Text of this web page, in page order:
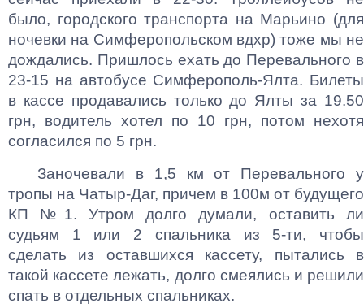
было, городского транспорта на Марьино (для
ночевки на Симферопольском вдхр) тоже мы не
дождались. Пришлось ехать до Перевального в
23-15 на автобусе Симферополь-Ялта. Билеты
в кассе продавались только до Ялты за 19.50
грн, водитель хотел по 10 грн, потом нехотя
согласился по 5 грн.
Заночевали в 1,5 км от Перевального у
тропы на Чатыр-Даг, причем в 100м от будущего
КП №1. Утром долго думали, оставить ли
судьям 1 или 2 спальника из 5-ти, чтобы
сделать из оставшихся кассету, пытались в
такой кассете лежать, долго смеялись и решили
спать в отдельных спальниках.